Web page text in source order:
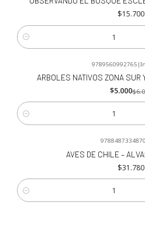
$15.700
Cantidad
-17%OFF
9789560992765 |
ARBOLES NATIVOS ZONA SUR
$5.000
Cantidad
9788487334870
AVES DE CHILE –
$31.780
Cantidad